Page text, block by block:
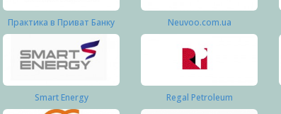
Практика в Приват Банку Neuvoo.com.ua
Smart Energy Regal Petroleum